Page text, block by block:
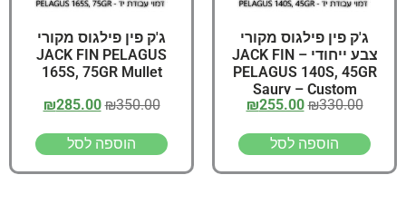
ג'ק פין פילגוס מקורי
צבע ייחודי – JACK FIN
PELAGUS 140S, 45GR
Saury – Custom
₪330.00
₪255.00
הוספה לסל
ג'ק פין פילגוס מקורי
JACK FIN PELAGUS
165S, 75GR Mullet
₪350.00
₪285.00
הוספה לסל